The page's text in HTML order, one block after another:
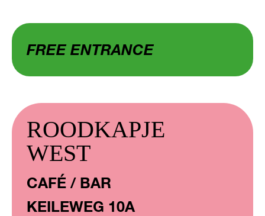
FREE ENTRANCE
ROODKAPJE
WEST
CAFÉ / BAR
KEILEWEG 10A